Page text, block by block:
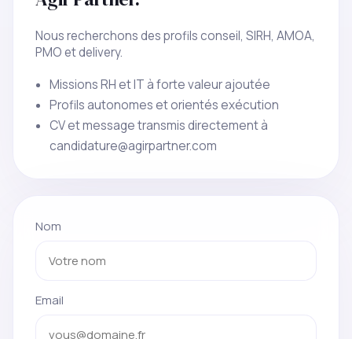
Nous recherchons des profils conseil, SIRH, AMOA,
PMO et delivery.
Missions RH et IT à forte valeur ajoutée
Profils autonomes et orientés exécution
CV et message transmis directement à
candidature@agirpartner.com
Nom
Email